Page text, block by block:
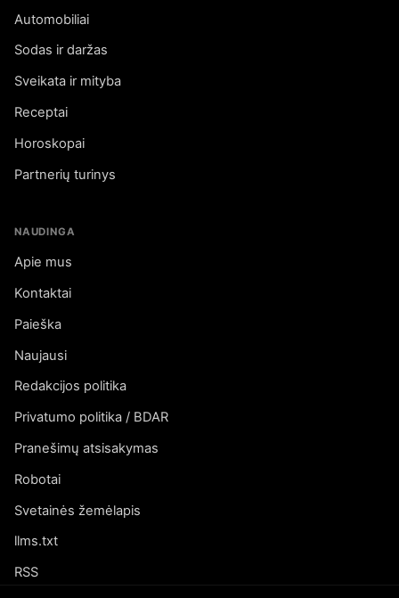
Automobiliai
Sodas ir daržas
Sveikata ir mityba
Receptai
Horoskopai
Partnerių turinys
NAUDINGA
Apie mus
Kontaktai
Paieška
Naujausi
Redakcijos politika
Privatumo politika / BDAR
Pranešimų atsisakymas
Robotai
Svetainės žemėlapis
llms.txt
RSS